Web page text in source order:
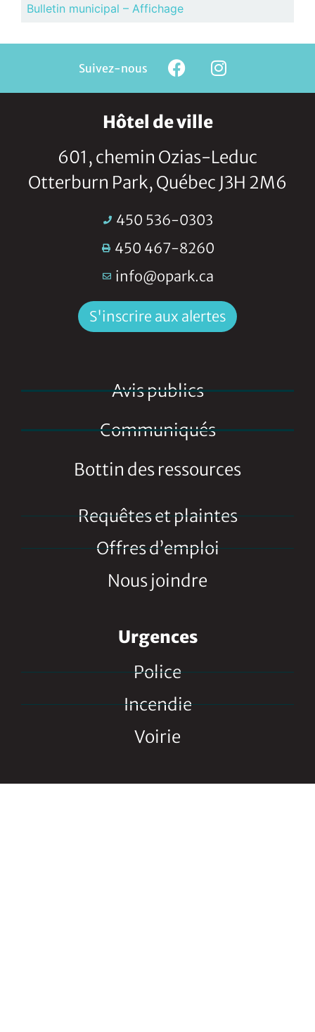
Bulletin municipal – Affichage
Suivez-nous
Hôtel de ville
601, chemin Ozias-Leduc
Otterburn Park, Québec J3H 2M6
450 536-0303
450 467-8260
info@opark.ca
S'inscrire aux alertes
Avis publics
Communiqués
Bottin des ressources
Requêtes et plaintes
Offres d’emploi
Nous joindre
Urgences
Police
Incendie
Voirie